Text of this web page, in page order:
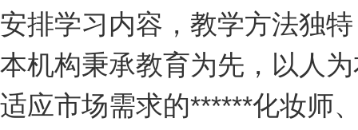
安排学习内容，教学方法独
本机构秉承教育为先，以人
适应市场需求的******化妆师